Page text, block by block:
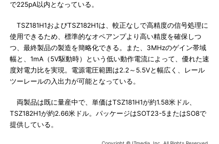
で225pA以内となっている。
TSZ181H1およびTSZ182H1は、較正なしで高精度の信号処理に
使用できるため、標準的なオペアンプより高い精度を確保しつ
つ、最終製品の製造を簡略化できる。また、3MHzのゲイン帯域
幅と、1mA（5V駆動時）という低い動作電流によって、優れた速
度対電力比を実現。電源電圧範囲は2.2～5.5Vと幅広く、レール
ツーレールの入出力が可能となっている。
両製品は既に量産中で、単価はTSZ181H1が約1.58米ドル、
TSZ182H1が約2.66米ドル。パッケージはSOT23-5またはSO8で
提供している。